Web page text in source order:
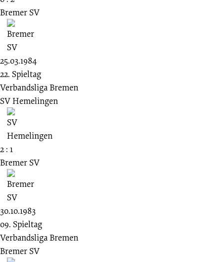
Bremer SV
25.03.1984
22. Spieltag
Verbandsliga Bremen
SV Hemelingen
2 : 1
Bremer SV
30.10.1983
09. Spieltag
Verbandsliga Bremen
Bremer SV